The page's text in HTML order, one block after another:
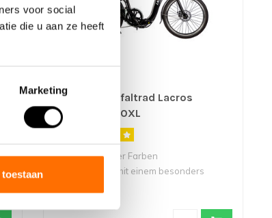
voor social
die u aan ze heeft
Marketing
Elektrisches faltrad Lacros
Ambling A200XL
- Erhältlich in vier Farben
- Ausgestattet mit einem besonders
€2.199,00